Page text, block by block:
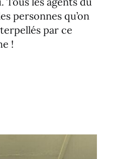
personnes qu’on
par ce
!